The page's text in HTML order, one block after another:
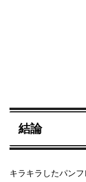
結論
キラキラしたパン